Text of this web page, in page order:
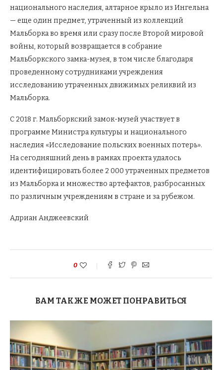
национального наследия, алтарное крыло из Ингельна
— еще один предмет, утраченный из коллекций
Мальборка во время или сразу после Второй мировой
войны, который возвращается в собрание
Мальборкского замка-музея, в том числе благодаря
проведенному сотрудниками учреждения
исследованию утраченных движимых реликвий из
Мальборка.
С 2018 г. Мальборкский замок-музей участвует в
программе Министра культуры и национального
наследия «Исследование польских военных потерь».
На сегодняшний день в рамках проекта удалось
идентифицировать более 2 000 утраченных предметов
из Мальборка и множество артефактов, разбросанных
по различным учреждениям в стране и за рубежом.
Адриан Анджеевский
0
ВАМ ТАКЖЕ МОЖЕТ ПОНРАВИТЬСЯ